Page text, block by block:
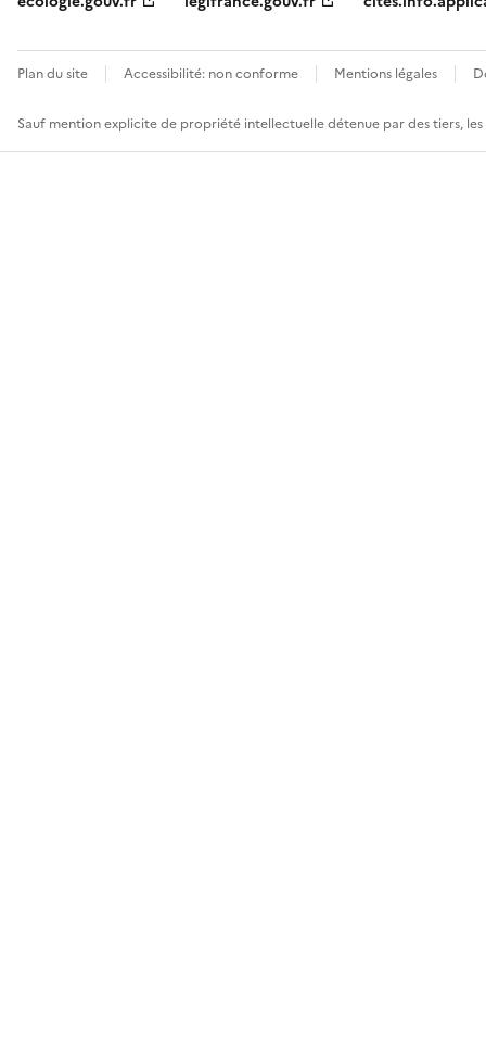
Plan du site Accessibilité: non conforme Mentions légales
Sauf mention explicite de propriété intellectuelle détenue par des tiers,